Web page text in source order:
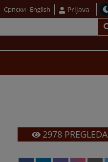
Српски English Prijava
2978PREGLEDA